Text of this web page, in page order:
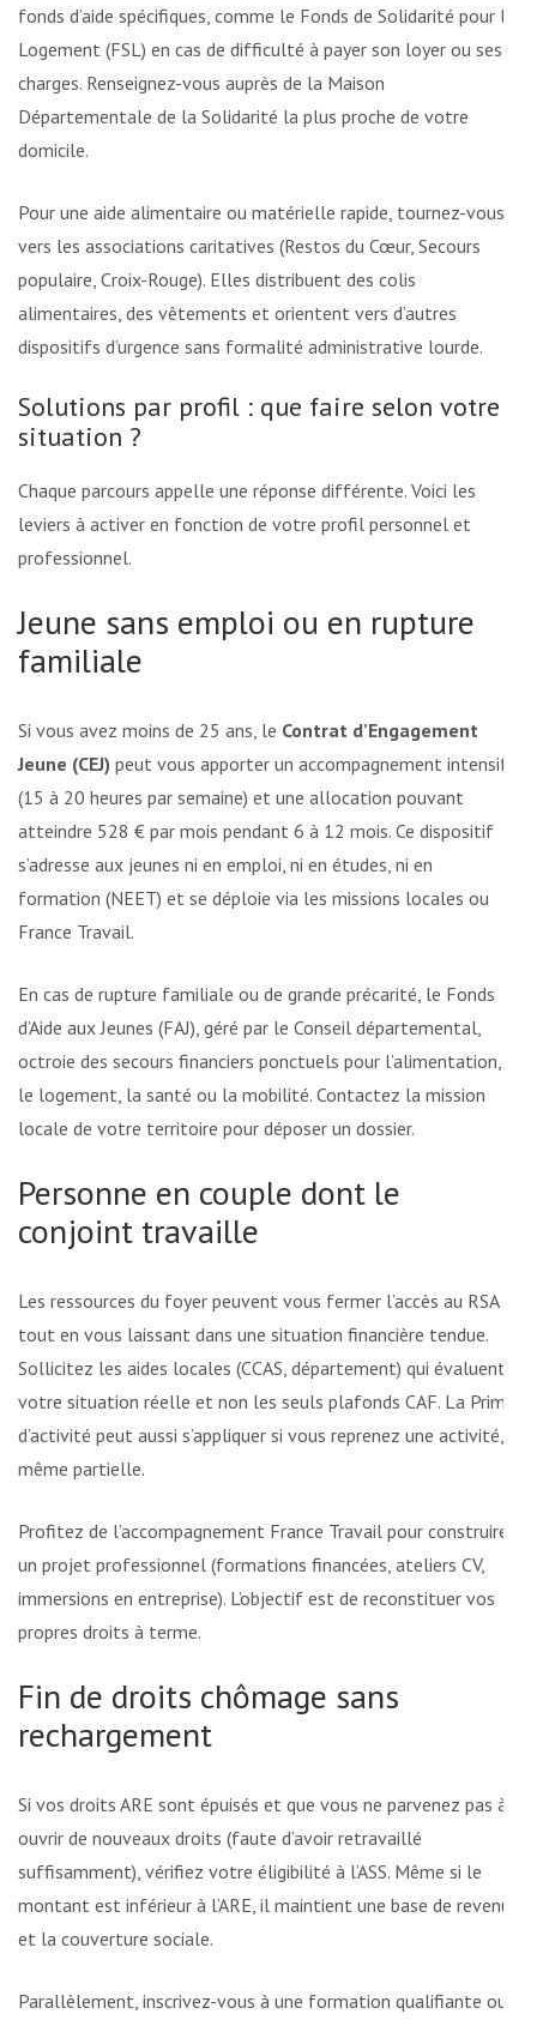
fonds d’aide spécifiques, comme le Fonds de Solidarité pour le
Logement (FSL) en cas de difficulté à payer son loyer ou ses
charges. Renseignez-vous auprès de la Maison
Départementale de la Solidarité la plus proche de votre
domicile.
Pour une aide alimentaire ou matérielle rapide, tournez-vous
vers les associations caritatives (Restos du Cœur, Secours
populaire, Croix-Rouge). Elles distribuent des colis
alimentaires, des vêtements et orientent vers d’autres
dispositifs d’urgence sans formalité administrative lourde.
Solutions par profil : que faire selon votre
situation ?
Chaque parcours appelle une réponse différente. Voici les
leviers à activer en fonction de votre profil personnel et
professionnel.
Jeune sans emploi ou en rupture
familiale
Si vous avez moins de 25 ans, le Contrat d’Engagement
Jeune (CEJ) peut vous apporter un accompagnement intensif
(15 à 20 heures par semaine) et une allocation pouvant
atteindre 528 € par mois pendant 6 à 12 mois. Ce dispositif
s’adresse aux jeunes ni en emploi, ni en études, ni en
formation (NEET) et se déploie via les missions locales ou
France Travail.
En cas de rupture familiale ou de grande précarité, le Fonds
d’Aide aux Jeunes (FAJ), géré par le Conseil départemental,
octroie des secours financiers ponctuels pour l’alimentation,
le logement, la santé ou la mobilité. Contactez la mission
locale de votre territoire pour déposer un dossier.
Personne en couple dont le
conjoint travaille
Les ressources du foyer peuvent vous fermer l’accès au RSA
tout en vous laissant dans une situation financière tendue.
Sollicitez les aides locales (CCAS, département) qui évaluent
votre situation réelle et non les seuls plafonds CAF. La Prime
d’activité peut aussi s’appliquer si vous reprenez une activité,
même partielle.
Profitez de l’accompagnement France Travail pour construire
un projet professionnel (formations financées, ateliers CV,
immersions en entreprise). L’objectif est de reconstituer vos
propres droits à terme.
Fin de droits chômage sans
rechargement
Si vos droits ARE sont épuisés et que vous ne parvenez pas à
ouvrir de nouveaux droits (faute d’avoir retravaillé
suffisamment), vérifiez votre éligibilité à l’ASS. Même si le
montant est inférieur à l’ARE, il maintient une base de revenus
et la couverture sociale.
Parallèlement, inscrivez-vous à une formation qualifiante ou